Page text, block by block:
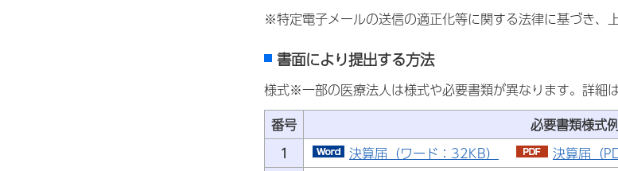
※特定電子メールの送信の適正化等に関する法律に基づき、
書面により提出する方法
様式※一部の医療法人は様式や必要書類が異なります。詳細
番号
必要書類様式
1
決算届（ワード：32KB） 決算届（